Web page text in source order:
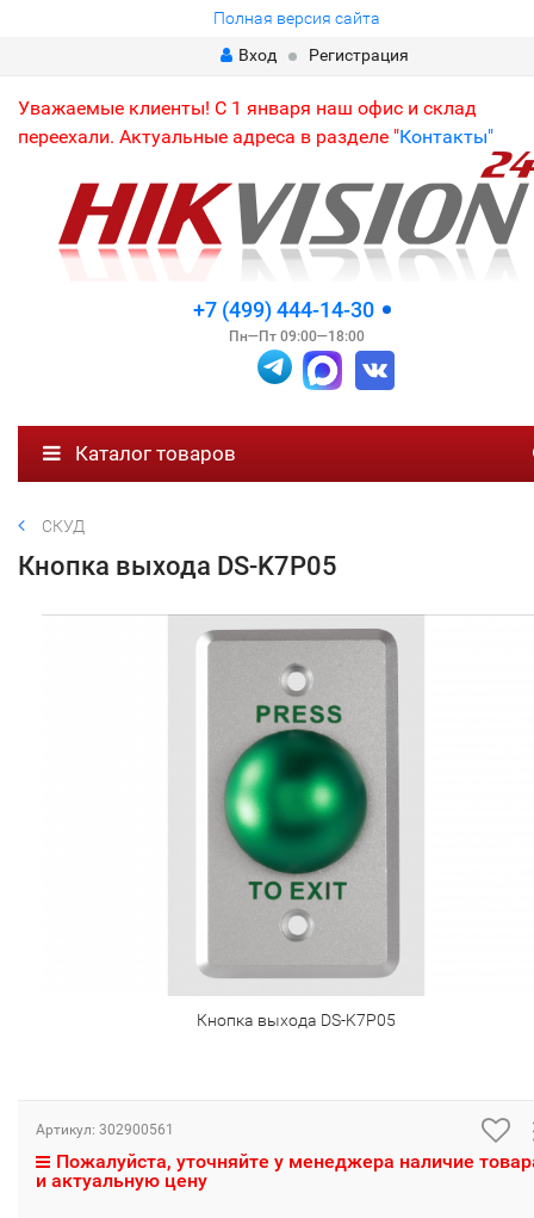
Полная версия сайта
Вход
Регистрация
Уважаемые клиенты! С 1 января наш офис и склад
переехали. Актуальные адреса в разделе "Контакты"
+7 (499) 444-14-30
Пн—Пт 09:00—18:00
Каталог товаров
СКУД
Кнопка выхода DS-K7P05
Кнопка выхода DS-K7P05
Артикул: 302900561
Пожалуйста, уточняйте у менеджера наличие
и актуальную цену